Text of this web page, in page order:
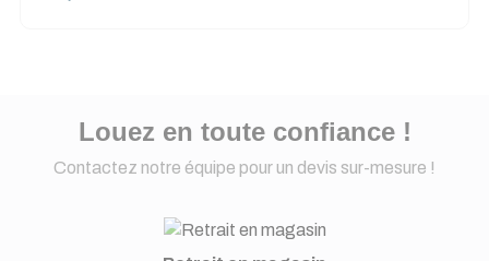
Louez en toute confiance !
Contactez notre équipe pour un devis sur-mesure !